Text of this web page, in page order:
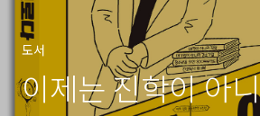
도서
이제는 진학이 아